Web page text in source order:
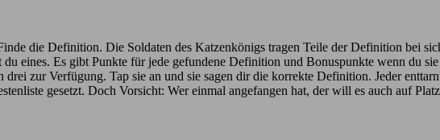
die Definition. Die Soldaten des Katzenkönigs tragen Teile der Definition bei
eines. Es gibt Punkte für jede gefundene Definition und Bonuspunkte wenn du
zur Verfügung. Tap sie an und sie sagen dir die korrekte Definition. Jeder
gesetzt. Doch Vorsicht: Wer einmal angefangen hat, der will es auch auf